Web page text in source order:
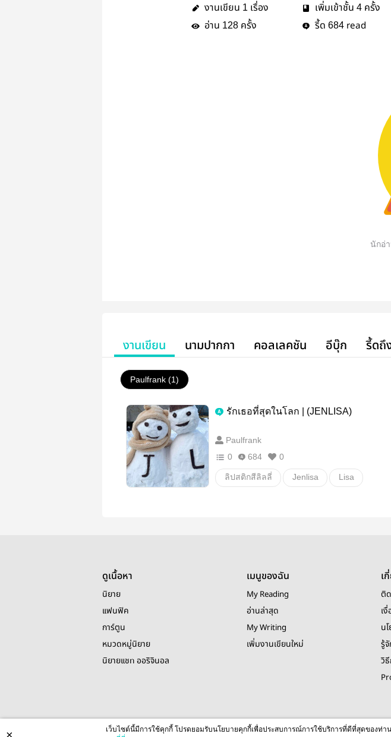
งานเขียน 1 เรื่อง เพิ่มเข้าชั้น 4 ครั้ง
อ่าน 128 ครั้ง รี้ด 684 read
นักอ่
งานเขียน นามปากกา คอลเลคชัน อีบุ๊ก รี้ดถึ
Paulfrank (1)
รักเธอที่สุดในโลก | (JENLISA)
Paulfrank
0
684 0
ลิปสติกสีลิลลี่ Jenlisa Lisa
ดูเนื้อหา
นิยาย
แฟนฟิค
การ์ตูน
หมวดหมู่นิยาย
นิยายแชท ออริจินอล
เมนูของฉัน
My Reading
อ่านล่าสุด
My Writing
เพิ่มงานเขียนใหม่
เ
ติ
เ
น
รู้
วิ
© 2026 readAwrite.com by
This site is protected by reCAPTCHA and
เว็บไซต์นี้มีการใช้คุกกี้ โปรดยอมรับนโยบายคุกกี้เพื่อประสบการณ์การใช้บริการที่ดีที่สุดของท่